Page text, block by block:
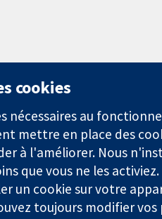
cookies
nécessaires au
mettre en place des
à l'améliorer. Nous
que vous ne les
un cookie sur votre
toujours modifier